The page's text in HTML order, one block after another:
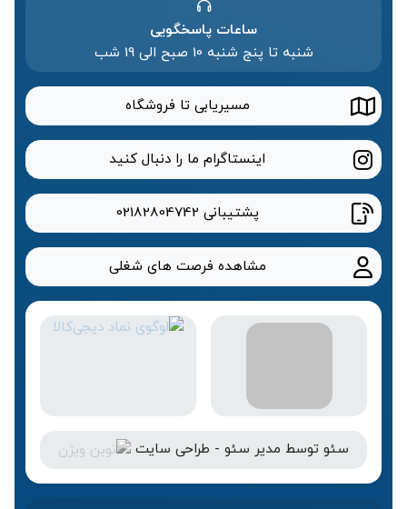
ساعات پاسخگویی
شنبه تا پنج شنبه 10 صبح الی 19 شب
مسیریابی تا فروشگاه
اینستاگرام ما را دنبال کنید
پشتیبانی 02182804742
مشاهده فرصت های شغلی
سئو توسط مدیر سئو - طراحی سایت